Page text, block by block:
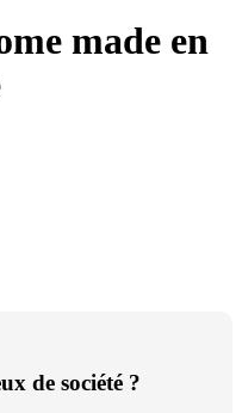
made en
de société ?